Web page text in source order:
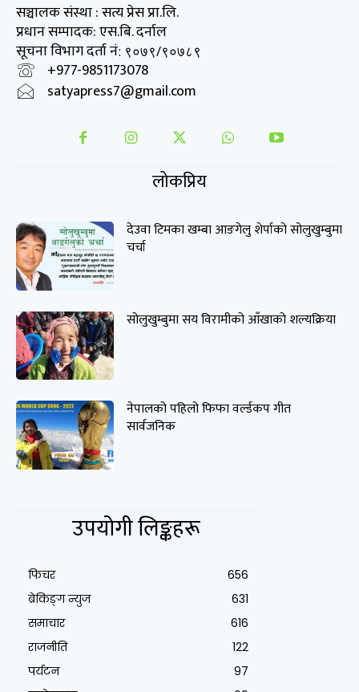
सञ्चालक संस्था : सत्य प्रेस प्रा.लि.
प्रधान सम्पादक: एस.बि. दर्नाल
सूचना विभाग दर्ता नं: ९०७९/९०७८९
+977-9851173078
satyapress7@gmail.com
लोकप्रिय
देउवा टिमका खम्बा आङगेलु शेर्पाको सोलुखुम्बुमा
चर्चा
सोलुखुम्बुमा सय विरामीको आँखाको शल्यक्रिया
नेपालको पहिलो फिफा वर्ल्डकप गीत
सार्वजनिक
उपयोगी लिङ्कहरू
फिचर
656
ब्रेकिङ्ग न्युज
631
समाचार
616
राजनीति
122
पर्यटन
97